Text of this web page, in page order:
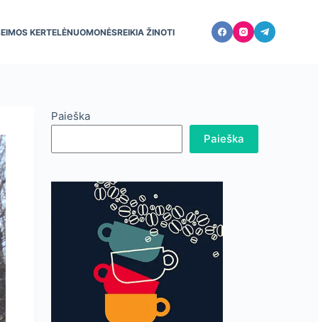
KERTELĖNUOMONĖSREIKIA ŽINOTI
Paieška
Paieška